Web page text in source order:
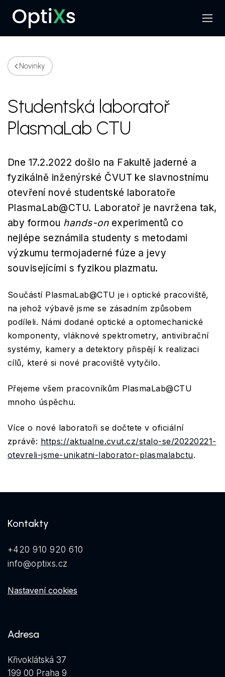
Hledat
Menu
Novinky
Studentská laboratoř
PlasmaLab CTU
Dne 17.2.2022 došlo na Fakultě jaderné a
fyzikálně inženýrské ČVUT ke slavnostnímu
otevření nové studentské laboratoře
PlasmaLab@CTU. Laboratoř je navržena tak,
aby formou hands-onexperimentů co
nejlépe seznámila studenty s metodami
výzkumu termojaderné fúze a jevy
souvisejícími s fyzikou plazmatu.
Součástí PlasmaLab@CTU je i optické pracoviště,
na jehož výbavě jsme se zásadním způsobem
podíleli. Námi dodané optické a optomechanické
komponenty, vláknové spektrometry, antivibrační
systémy, kamery a detektory přispějí k realizaci
cílů, které si nové pracoviště vytyčilo.
Přejeme všem pracovníkům PlasmaLab@CTU
mnoho úspěchu.
Více o nové laboratoři se dočtete v oficiální
zprávě: https://aktualne.cvut.cz/stalo-se/20220221-
otevreli-jsme-unikatni-laborator-plasmalabctu.
Kontakty
+420 910 920 610
info@optixs.cz
Nastavení cookies
Adresa
Křivoklátská 37
199 00 Praha 9